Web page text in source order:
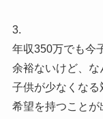
3.
年収350万でも今
余裕ないけど、な
子供が少なくな
希望を持つことが